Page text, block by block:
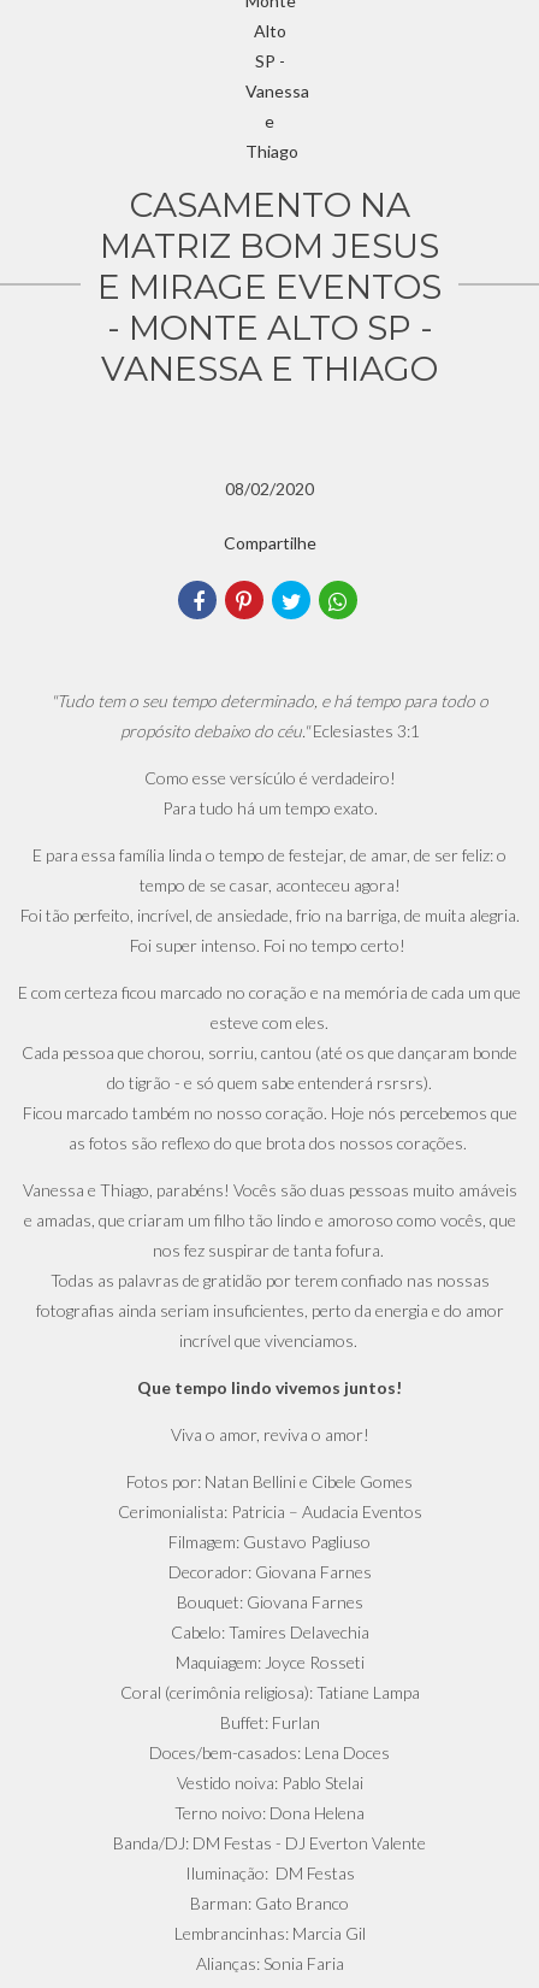
CASAMENTO NA
MATRIZ BOM JESUS
E MIRAGE EVENTOS
- MONTE ALTO SP -
VANESSA E THIAGO
08/02/2020
Compartilhe
"Tudo tem o seu tempo determinado, e há tempo para todo o
propósito debaixo do céu."Eclesiastes 3:1
Como esse versícúlo é verdadeiro!
Para tudo há um tempo exato.
E para essa família linda o tempo de festejar, de amar, de ser feliz: o
tempo de se casar, aconteceu agora!
Foi tão perfeito, incrível, de ansiedade, frio na barriga, de muita alegria.
Foi super intenso. Foi no tempo certo!
E com certeza ficou marcado no coração e na memória de cada um que
esteve com eles.
Cada pessoa que chorou, sorriu, cantou (até os que dançaram bonde
do tigrão - e só quem sabe entenderá rsrsrs).
Ficou marcado também no nosso coração. Hoje nós percebemos que
as fotos são reflexo do que brota dos nossos corações.
Vanessa e Thiago, parabéns! Vocês são duas pessoas muito amáveis
e amadas, que criaram um filho tão lindo e amoroso como vocês, que
nos fez suspirar de tanta fofura.
Todas as palavras de gratidão por terem confiado nas nossas
fotografias ainda seriam insuficientes, perto da energia e do amor
incrível que vivenciamos.
Que tempo lindo vivemos juntos!
Viva o amor, reviva o amor!
Fotos por: Natan Bellini e Cibele Gomes
Cerimonialista: Patricia – Audacia Eventos
Filmagem: Gustavo Pagliuso
Decorador: Giovana Farnes
Bouquet: Giovana Farnes
Cabelo: Tamires Delavechia
Maquiagem: Joyce Rosseti
Coral (cerimônia religiosa): Tatiane Lampa
Buffet: Furlan
Doces/bem-casados: Lena Doces
Vestido noiva: Pablo Stelai
Terno noivo: Dona Helena
Banda/DJ: DM Festas - DJ Everton Valente
Iluminação: DM Festas
Barman: Gato Branco
Lembrancinhas: Marcia Gil
Alianças: Sonia Faria